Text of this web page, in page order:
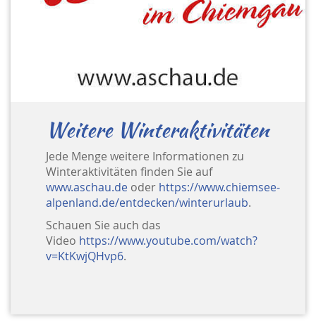
Weitere Winteraktivitäten
Jede Menge weitere Informationen zu
Winteraktivitäten finden Sie auf
www.aschau.de oder https://www.chiemsee-
alpenland.de/entdecken/winterurlaub.
Schauen Sie auch das
Video https://www.youtube.com/watch?
v=KtKwjQHvp6.